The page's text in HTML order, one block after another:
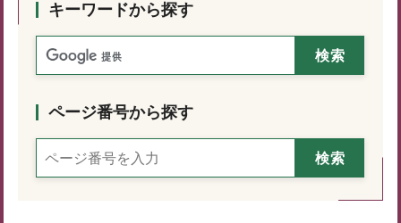
キーワードから探す
ページ番号から探す